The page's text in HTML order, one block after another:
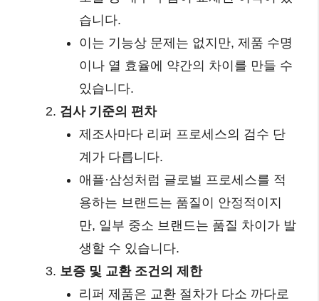
습니다.
이는 기능상 문제는 없지만, 제품 수명
이나 열 효율에 약간의 차이를 만들 수
있습니다.
검사 기준의 편차
제조사마다 리퍼 프로세스의 검수 단
계가 다릅니다.
애플·삼성처럼 글로벌 프로세스를 적
용하는 브랜드는 품질이 안정적이지
만, 일부 중소 브랜드는 품질 차이가 발
생할 수 있습니다.
보증 및 교환 조건의 제한
리퍼 제품은 교환 절차가 다소 까다로